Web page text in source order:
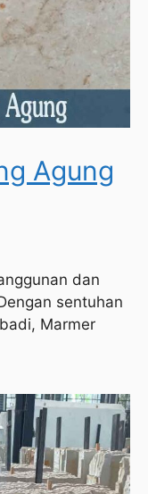
Agung
dan
sentuhan
Marmer